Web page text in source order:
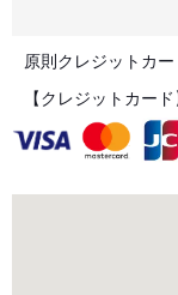
原則クレジットカー
【クレジットカード